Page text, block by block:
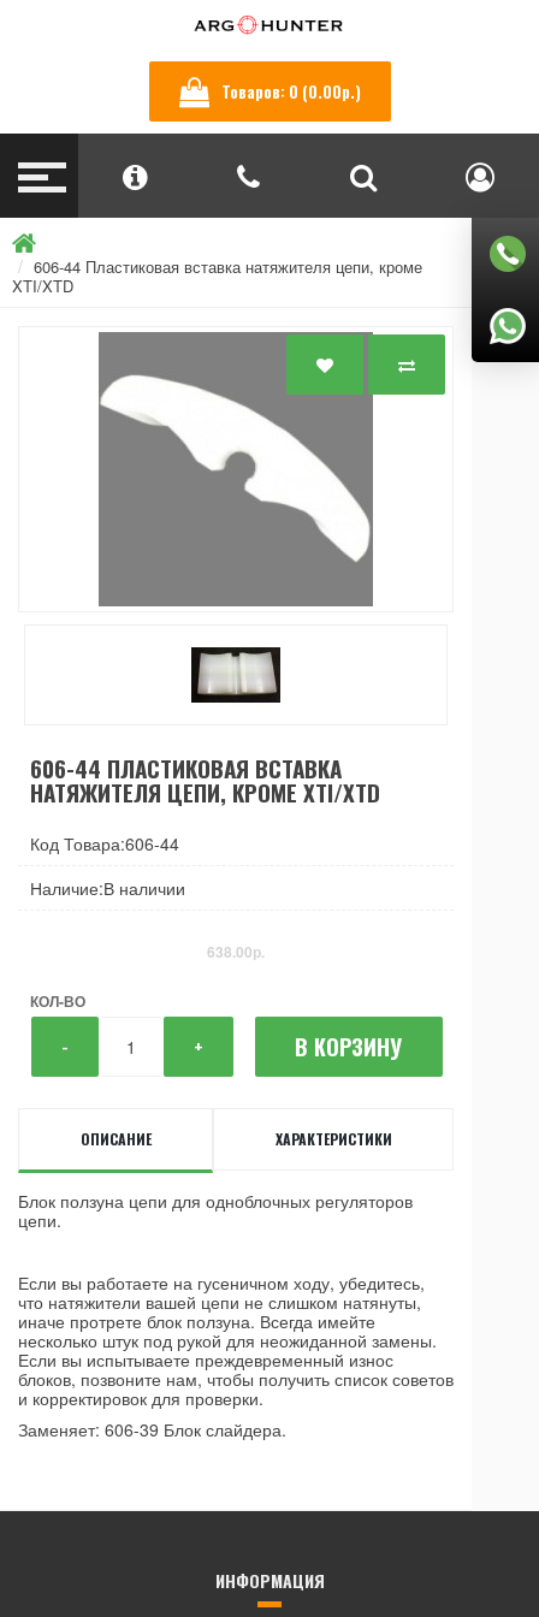
Товаров: 0 (0.00р.)
606-44 Пластиковая вставка натяжителя цепи, кроме
XTI/XTD
606-44 ПЛАСТИКОВАЯ ВСТАВКА
НАТЯЖИТЕЛЯ ЦЕПИ, КРОМЕ XTI/XTD
Код Товара:606-44
Наличие:В наличии
638.00р.
КОЛ-ВО
- + В КОРЗИНУ
ОПИСАНИЕ ХАРАКТЕРИСТИКИ
Блок ползуна цепи для одноблочных регуляторов
цепи.
Если вы работаете на гусеничном ходу, убедитесь,
что натяжители вашей цепи не слишком натянуты,
иначе протрете блок ползуна. Всегда имейте
несколько штук под рукой для неожиданной замены.
Если вы испытываете преждевременный износ
блоков, позвоните нам, чтобы получить список советов
и корректировок для проверки.
Заменяет: 606-39 Блок слайдера.
ИНФОРМАЦИЯ